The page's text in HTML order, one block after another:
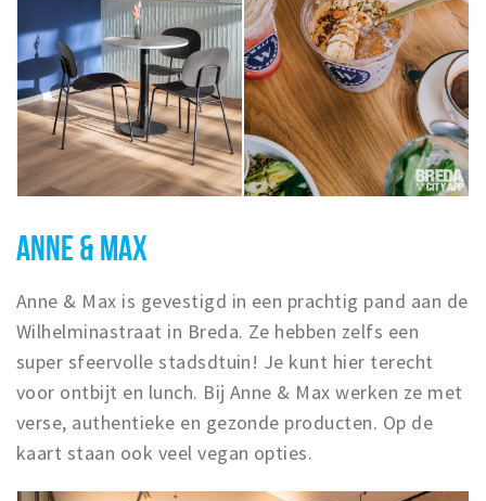
ANNE & MAX
Anne & Max is gevestigd in een prachtig pand aan de
Wilhelminastraat in Breda. Ze hebben zelfs een
super sfeervolle stadsdtuin! Je kunt hier terecht
voor ontbijt en lunch. Bij Anne & Max werken ze met
verse, authentieke en gezonde producten. Op de
kaart staan ook veel vegan opties.